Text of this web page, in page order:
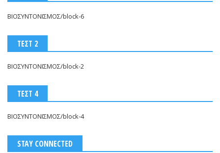
ΒΙΟΣΥΝΤΟΝΙΣΜΟΣ/block-6
ΤΕΣΤ 2
ΒΙΟΣΥΝΤΟΝΙΣΜΟΣ/block-2
ΤΕΣΤ 4
ΒΙΟΣΥΝΤΟΝΙΣΜΟΣ/block-4
STAY CONNECTED